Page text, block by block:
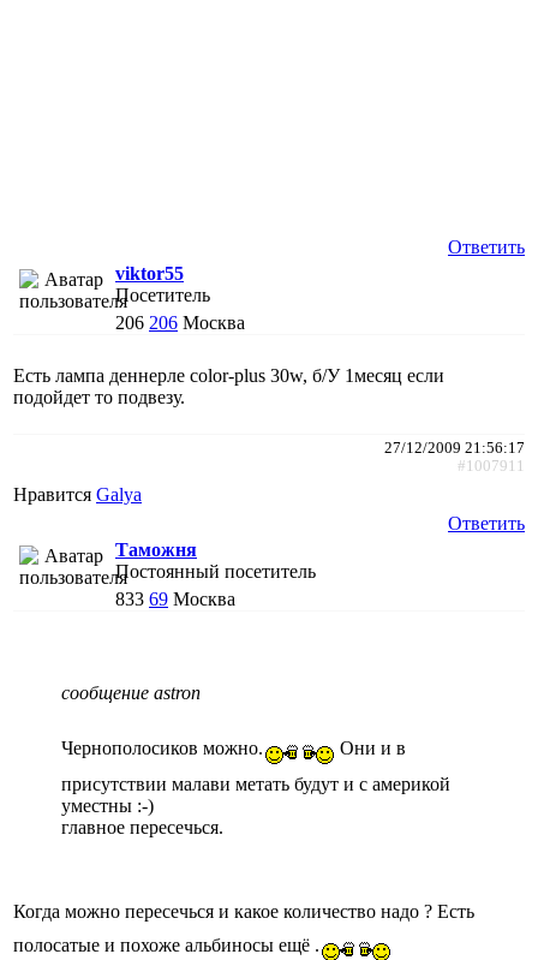
Ответить
viktor55
Посетитель
206 206 Москва
Есть лампа деннерле color-plus 30w, б/У 1месяц если
подойдет то подвезу.
27/12/2009 21:56:17
#1007911
Нравится Galya
Ответить
Таможня
Постоянный посетитель
833 69 Москва
сообщение astron
Чернополосиков можно.
Они и в
присутствии малави метать будут и с америкой
уместны :-)
главное пересечься.
Когда можно пересечься и какое количество надо ? Есть
полосатые и похоже альбиносы ещё .